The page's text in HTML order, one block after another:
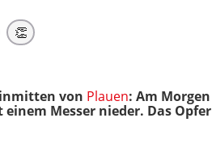
👏
von Plauen: Am
Messer nieder. Das